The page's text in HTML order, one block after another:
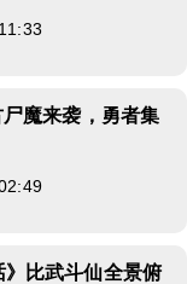
尸魔来袭，勇者集
比武斗仙全景俯